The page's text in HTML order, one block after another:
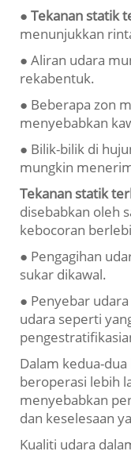
● Tekanan statik
menunjukkan
● Aliran udara
rekabentuk.
● Beberapa zon
menyebabkan
● Bilik-bilik di
mungkin
Tekanan statik
disebabkan oleh
kebocoran
● Pengagihan
sukar dikawal.
● Penyebar
udara seperti
Dalam kedua-
beroperasi lebih
menyebabkan
dan keselesaan
Kualiti udara